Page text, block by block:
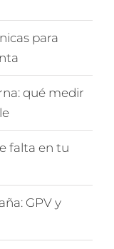
para
qué medir
falta en tu
GPV y